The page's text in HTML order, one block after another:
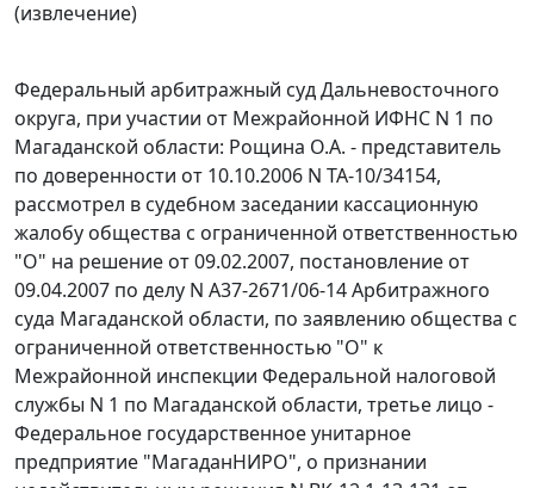
(извлечение)
Федеральный арбитражный суд Дальневосточного
округа, при участии от Межрайонной ИФНС N 1 по
Магаданской области: Рощина О.А. - представитель
по доверенности от 10.10.2006 N ТА-10/34154,
рассмотрел в судебном заседании кассационную
жалобу общества с ограниченной ответственностью
"О" на решение от 09.02.2007, постановление от
09.04.2007 по делу N А37-2671/06-14 Арбитражного
суда Магаданской области, по заявлению общества с
ограниченной ответственностью "О" к
Межрайонной инспекции Федеральной налоговой
службы N 1 по Магаданской области, третье лицо -
Федеральное государственное унитарное
предприятие "МагаданНИРО", о признании